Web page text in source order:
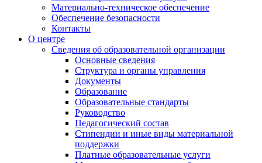
Материально-техническое обеспечение
Обеспечение безопасности
Контакты
О центре
Сведения об образовательной организации
Основные сведения
Структура и органы управления
Документы
Образование
Образовательные стандарты
Руководство
Педагогический состав
Стипендии и иные виды материальной
поддержки
Платные образовательные услуги